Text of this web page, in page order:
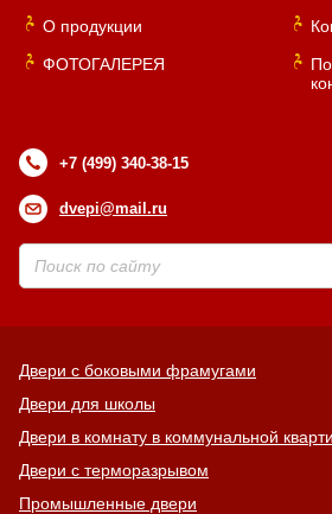
О продукции
ФОТОГАЛЕРЕЯ
+7 (499) 340-38-15
dvepi@mail.ru
Двери с боковыми фрамугами
Двери для школы
Двери в комнату в коммунальной
Двери с терморазрывом
Промышленные двери